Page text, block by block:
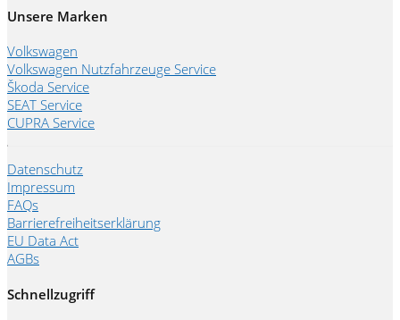
Unsere Marken
Volkswagen
Volkswagen Nutzfahrzeuge Service
Škoda Service
SEAT Service
CUPRA Service
Datenschutz
Impressum
FAQs
Barrierefreiheitserklärung
EU Data Act
AGBs
Schnellzugriff